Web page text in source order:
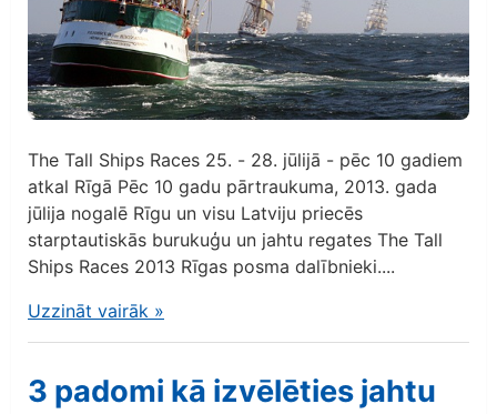
The Tall Ships Races 25. - 28. jūlijā - pēc 10 gadiem
atkal Rīgā Pēc 10 gadu pārtraukuma, 2013. gada
jūlija nogalē Rīgu un visu Latviju priecēs
starptautiskās burukuģu un jahtu regates The Tall
Ships Races 2013 Rīgas posma dalībnieki....
Uzzināt vairāk »
3 padomi kā izvēlēties jahtu